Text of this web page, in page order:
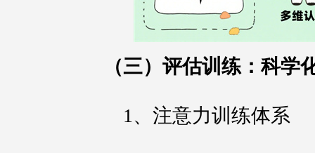
（三）评估训练：科学
1、注意力训练体系